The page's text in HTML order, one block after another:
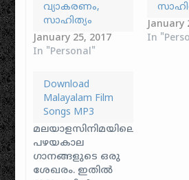
വ്യാകരണം,
സാഹിത്യം
January 25, 2017
In "Personal"
January
In
Download
Malayalam Film
Songs MP3
മലയാളസിനിമയിലെ
പഴയകാല
ഗാനങ്ങളുടെ ഒരു
ശേഖരം. ഇതിൽ